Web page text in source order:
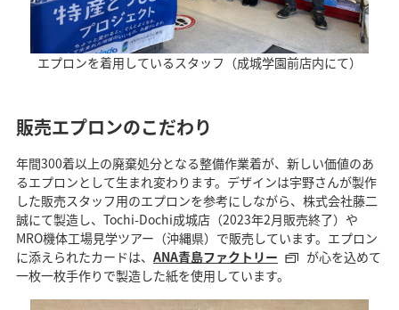
エプロンを着用しているスタッフ（成城学園前店内にて）
販売エプロンのこだわり
年間300着以上の廃棄処分となる整備作業着が、新しい価値のあ
るエプロンとして生まれ変わります。デザインは宇野さんが製作
した販売スタッフ用のエプロンを参考にしながら、株式会社藤二
誠にて製造し、Tochi-Dochi成城店（2023年2月販売終了）や
MRO機体工場見学ツアー（沖縄県）で販売しています。エプロン
に添えられたカードは、 ANA青島ファクトリー
が心を込めて
一枚一枚手作りで製造した紙を使用しています。